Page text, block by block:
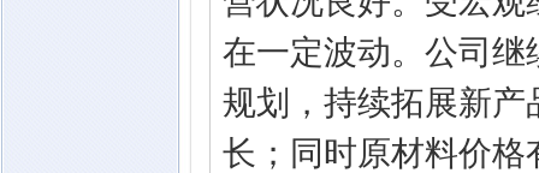
在一定波动。公司
规划，持续拓展新
长；同时原材料价